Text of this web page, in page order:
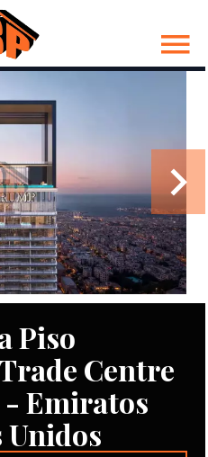
Piso
Centre
- Emiratos
Unidos